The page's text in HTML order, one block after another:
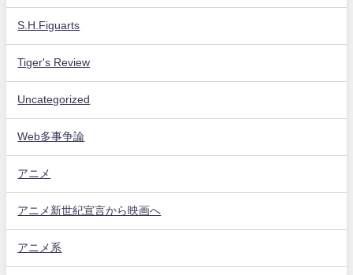
S.H.Figuarts
Tiger's Review
Uncategorized
Web多事争論
アニメ
アニメ新世紀宣言から映画へ
アニメ系